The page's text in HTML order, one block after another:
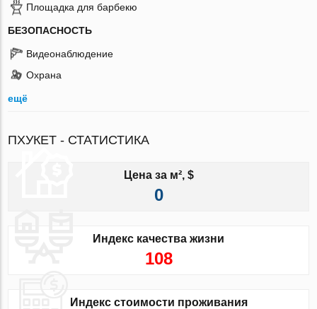
Площадка для барбекю
БЕЗОПАСНОСТЬ
Видеонаблюдение
Охрана
ещё
ПХУКЕТ - СТАТИСТИКА
Цена за м², $
0
Индекс качества жизни
108
Индекс стоимости проживания